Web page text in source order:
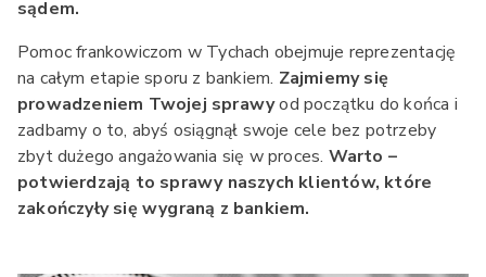
sądem.
Pomoc frankowiczom w Tychach obejmuje reprezentację
na całym etapie sporu z bankiem. Zajmiemy się
prowadzeniem Twojej sprawyod początku do końca i
zadbamy o to, abyś osiągnął swoje cele bez potrzeby
zbyt dużego angażowania się w proces. Warto –
potwierdzają to sprawy naszych klientów, które
zakończyły się wygraną z bankiem.